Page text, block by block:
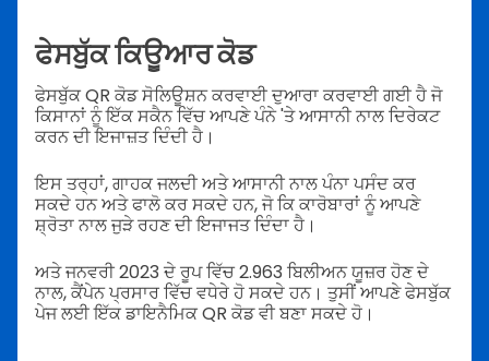
ਫੇਸਬੁੱਕ ਕਿਊਆਰ ਕੋਡ
ਫੇਸਬੁੱਕ QR ਕੋਡ ਸੋਲਿਊਸ਼ਨ ਕਰਵਾਈ ਦੁਆਰਾ ਕਰਵਾਈ ਗਈ ਹੈ ਜੋ
ਕਿਸਾਨਾਂ ਨੂੰ ਇੱਕ ਸਕੈਨ ਵਿੱਚ ਆਪਣੇ ਪੰਨੇ 'ਤੇ ਆਸਾਨੀ ਨਾਲ ਦਿਰੇਕਟ
ਕਰਨ ਦੀ ਇਜਾਜ਼ਤ ਦਿੰਦੀ ਹੈ।
ਇਸ ਤਰ੍ਹਾਂ, ਗਾਹਕ ਜਲਦੀ ਅਤੇ ਆਸਾਨੀ ਨਾਲ ਪੰਨਾ ਪਸੰਦ ਕਰ
ਸਕਦੇ ਹਨ ਅਤੇ ਫਾਲੋ ਕਰ ਸਕਦੇ ਹਨ, ਜੋ ਕਿ ਕਾਰੋਬਾਰਾਂ ਨੂੰ ਆਪਣੇ
ਸ਼੍ਰੋਤਾ ਨਾਲ ਜੁੜੇ ਰਹਣ ਦੀ ਇਜਾਜਤ ਦਿੰਦਾ ਹੈ।
ਅਤੇ ਜਨਵਰੀ 2023 ਦੇ ਰੂਪ ਵਿੱਚ 2.963 ਬਿਲੀਅਨ ਯੂਜ਼ਰ ਹੋਣ ਦੇ
ਨਾਲ, ਕੈਂਪੇਨ ਪ੍ਰਸਾਰ ਵਿੱਚ ਵਧੇਰੇ ਹੋ ਸਕਦੇ ਹਨ। ਤੁਸੀਂ ਆਪਣੇ ਫੇਸਬੁੱਕ
ਪੇਜ ਲਈ ਇੱਕ ਡਾਇਨੈਮਿਕ QR ਕੋਡ ਵੀ ਬਣਾ ਸਕਦੇ ਹੋ।